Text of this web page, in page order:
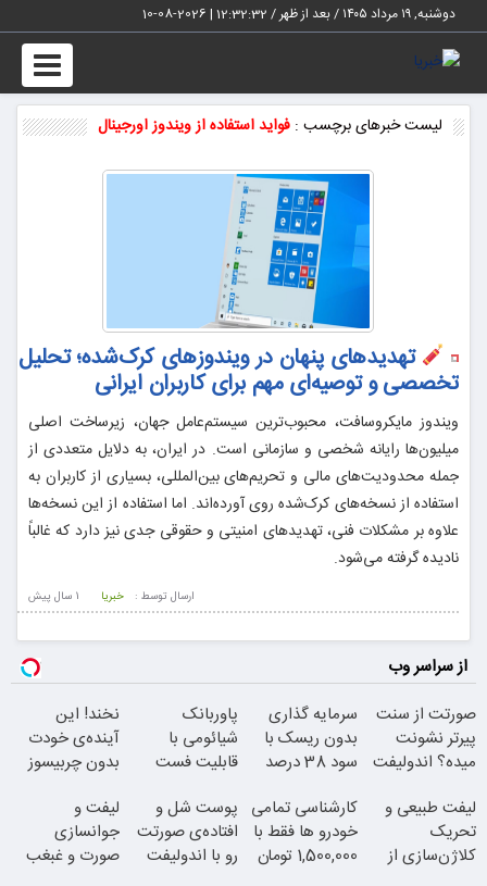
دوشنبه, ۱۹ مرداد ۱۴۰۵ / بعد از ظهر / 12:32:33
|
2026-08-10
Toggle
لیست خبرهای برچسب : فواید استفاده از ویندوز اورجینال
تهدیدهای پنهان در ویندوزهای کرک‌شده؛ تحلیل
تخصصی و توصیه‌ای مهم برای کاربران ایرانی
ویندوز مایکروسافت، محبوب‌ترین سیستم‌عامل جهان، زیرساخت اصلی
میلیون‌ها رایانه شخصی و سازمانی است. در ایران، به دلایل متعددی از
جمله محدودیت‌های مالی و تحریم‌های بین‌المللی، بسیاری از کاربران به
استفاده از نسخه‌های کرک‌شده روی آورده‌اند. اما استفاده از این نسخه‌ها
علاوه بر مشکلات فنی، تهدیدهای امنیتی و حقوقی جدی نیز دارد که غالباً
نادیده گرفته می‌شود.
1 سال پيش ارسال توسط : خبریا
از سراسر وب
صورتت از سنت
پیرتر نشونت
میده؟ اندولیفت
سرمایه گذاری
بدون ریسک با
سود 38 درصد
پاوربانک
شیائومی با
قابلیت فست
های بی برقی
نخند! این
آینده‌ی خودت
بدون چربیسوز
نشده سفارش
بده)
لیفت طبیعی و
تحریک
کلاژن‌سازی از
کارشناسی تمامی
خودرو ها فقط با
1,500,000 تومان
پوست شل و
افتاده‌ی صورتت
رو با اندولیفت
لیفت و
جوانسازی
صورت و غبغب